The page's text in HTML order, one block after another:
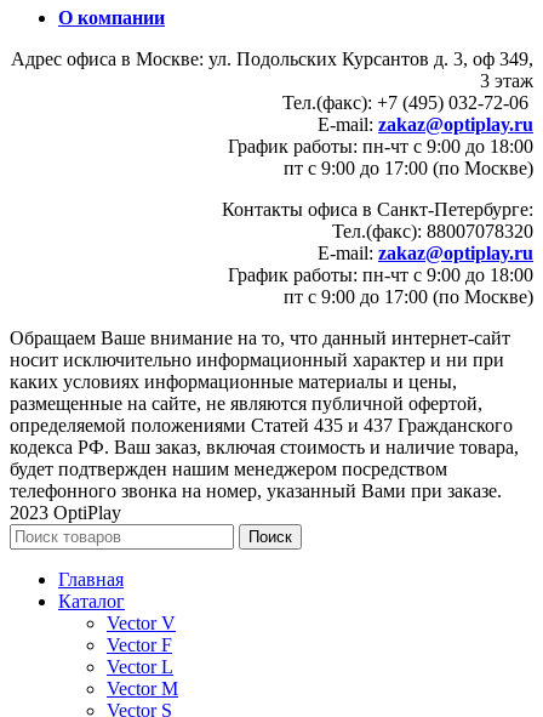
О компании
Адрес офиса в Москве: ул. Подольских Курсантов д. 3, оф 349,
3 этаж
Тел.(факс): +7 (495) 032-72-06
E-mail: zakaz@optiplay.ru
График работы: пн-чт с 9:00 до 18:00
пт с 9:00 до 17:00 (по Москве)
Контакты офиса в Санкт-Петербурге:
Тел.(факс): 88007078320
E-mail: zakaz@optiplay.ru
График работы: пн-чт с 9:00 до 18:00
пт с 9:00 до 17:00 (по Москве)
Обращаем Ваше внимание на то, что данный интернет-сайт
носит исключительно информационный характер и ни при
каких условиях информационные материалы и цены,
размещенные на сайте, не являются публичной офертой,
определяемой положениями Статей 435 и 437 Гражданского
кодекса РФ. Ваш заказ, включая стоимость и наличие товара,
будет подтвержден нашим менеджером посредством
телефонного звонка на номер, указанный Вами при заказе.
2023 OptiPlay
Поиск
Главная
Каталог
Vector V
Vector F
Vector L
Vector M
Vector S